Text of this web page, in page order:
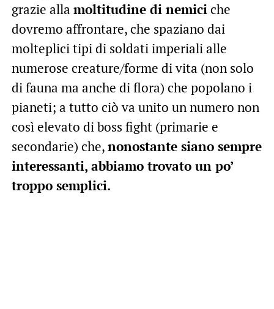
grazie alla moltitudine di nemiciche
dovremo affrontare, che spaziano dai
molteplici tipi di soldati imperiali alle
numerose creature/forme di vita (non solo
di fauna ma anche di flora) che popolano i
pianeti; a tutto ciò va unito un numero non
così elevato di boss fight (primarie e
secondarie) che,nonostante siano sempre
interessanti, abbiamo trovato un po’
troppo semplici.